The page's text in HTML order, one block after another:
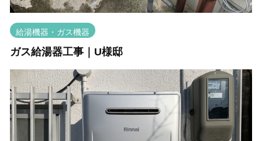
給湯機器・ガス機器
ガス給湯器工事｜U様邸